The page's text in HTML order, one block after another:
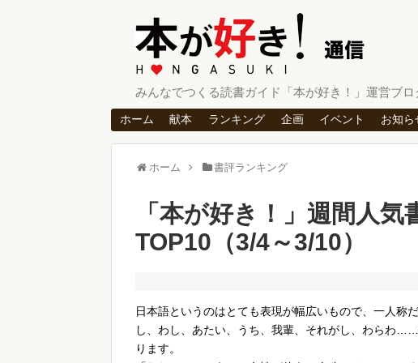
みんなでつくる読書ガイド「本が好き！」運営ブロ
ホーム 献本 ランキング 企画 イベント お知ら
ホーム 書評ランキング
「本が好き！」週間人
TOP10（3/4～3/10）
日本語というのはとても表現が幅広いもので、一人称
し、わし、あたい、うち、我輩、それがし、わらわ
ります。